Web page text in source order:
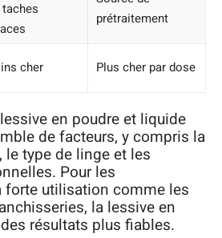
prétraitement
cher Plus cher par dose
en poudre et liquide
de facteurs, y compris la
le type de linge et les
Pour les
forte utilisation comme les
la lessive en
résultats plus fiables.